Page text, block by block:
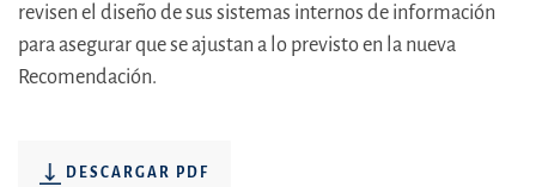
revisen el diseño de sus sistemas internos de información
para asegurar que se ajustan a lo previsto en la nueva
Recomendación.
DESCARGAR PDF